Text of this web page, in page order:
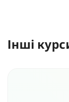
Інші